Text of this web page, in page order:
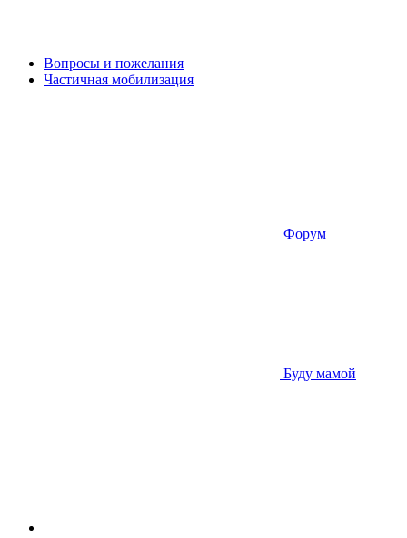
Вопросы и пожелания
Частичная мобилизация
Форум
Буду мамой